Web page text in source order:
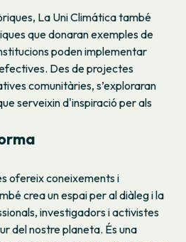
La Uni Climática també
que donaran exemples de
poden implementar
Des de projectes
comunitàries, s’exploraran
serveixin d'inspiració per als
ofereix coneixements i
crea un espai per al diàleg i la
investigadors i activistes
del nostre planeta. És una